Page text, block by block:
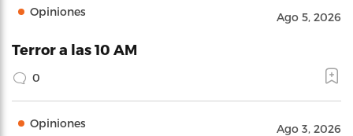
Opiniones Ago 5, 2026
Terror a las 10 AM
0
Opiniones Ago 3, 2026